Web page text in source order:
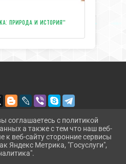
природа и история"
соглашаетесь с политикой
а также с тем что наш веб-
к веб-сайту сторонние сервисы
Яндекс Метрика, "Госуслуги",